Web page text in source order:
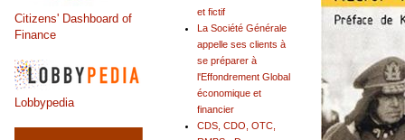
et fictif
La Société Générale
appelle ses clients à
se préparer à
l'Effondrement Global
économique et
financier
CDS, CDO, OTC,
Citizens' Dashboard of
Finance
Lobbypedia